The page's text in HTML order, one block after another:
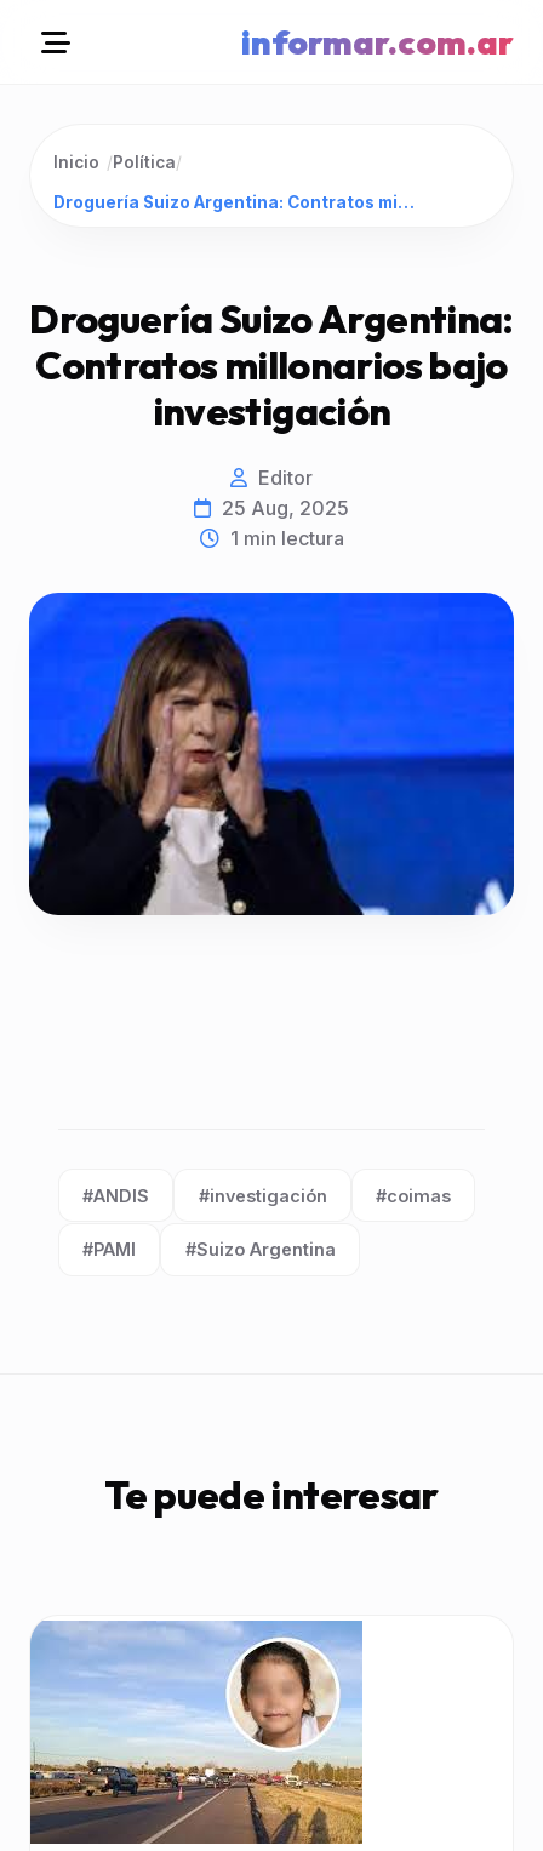
informar.com.ar
Inicio /Política/
Droguería Suizo Argentina: Contratos millonarios bajo investigación
Droguería Suizo Argentina:
Contratos millonarios bajo
investigación
Editor
25 Aug, 2025
1 min lectura
Etiqueta:
#ANDIS
Etiqueta:
#investigación
Etiqueta:
#coimas
Etiqueta:
#PAMI
Etiqueta:
#Suizo Argentina
Te puede interesar